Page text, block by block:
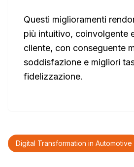
Questi miglioramenti
più intuitivo, coinvolgente
cliente, con conseguente
soddisfazione e migliori
fidelizzazione.
Digital Transformation in Automotive